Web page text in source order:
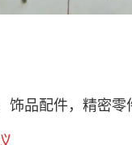
饰品配件，精密零